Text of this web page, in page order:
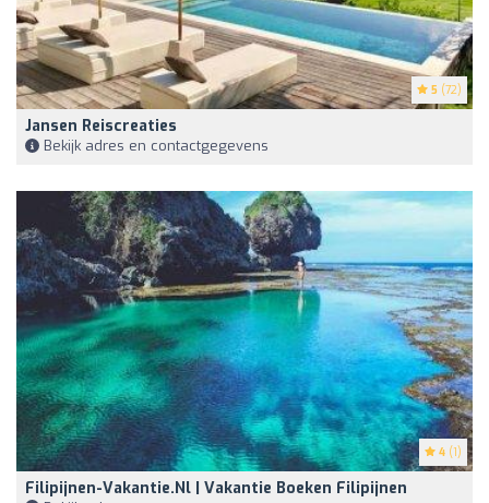
5 (72)
Jansen Reiscreaties
Bekijk adres en contactgegevens
4 (1)
Filipijnen-Vakantie.nl | Vakantie Boeken Filipijnen